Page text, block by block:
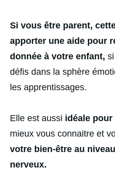
Si vous être parent,
apporter une aide pour
donnée à votre enfant,
défis dans la sphère
les apprentissages.
Elle est aussi idéale
mieux vous connaitre et
votre bien-être au
nerveux.